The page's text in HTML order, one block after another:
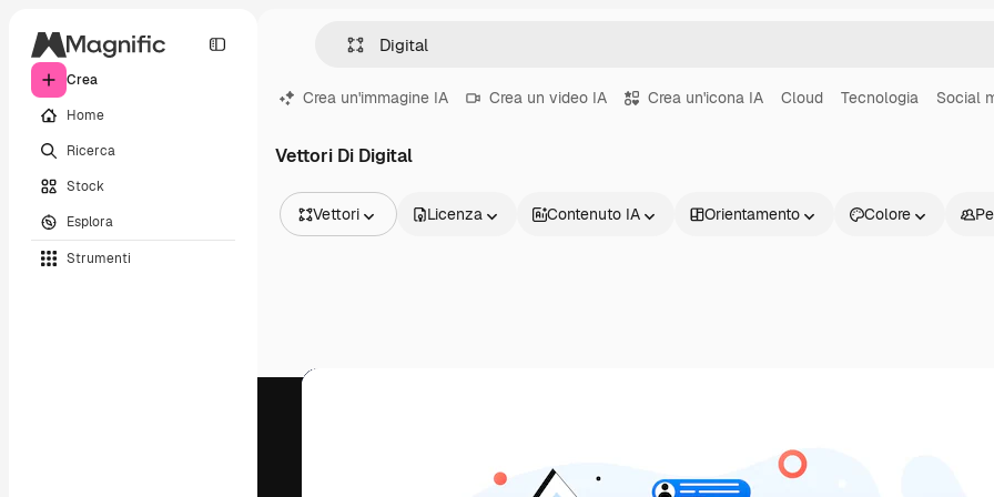
Crea
Home
Ricerca
Stock
Esplora
Strumenti
Crea un'immagine IA Crea un video IA Crea un'icona IA Cloud Tecnologia Social
Vettori Di Digital
Vettori
Video
Licenza Contenuto IA Orientamento Colore
Prodotti